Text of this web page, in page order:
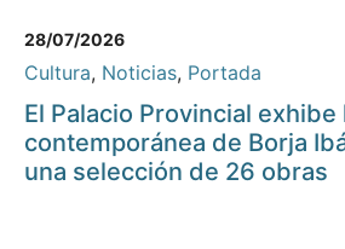
28/07/2026
Cultura, Noticias, Portada
El Palacio Provincial exhibe
contemporánea de Borja
una selección de 26 obras